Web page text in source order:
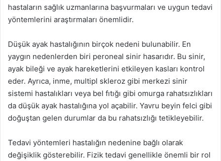
hastaların sağlık uzmanlarına başvurmaları ve uygun tedavi
yöntemlerini araştırmaları önemlidir.
Düşük ayak hastalığının birçok nedeni bulunabilir. En
yaygın nedenlerden biri peroneal sinir hasarıdır. Bu sinir,
ayak bileği ve ayak hareketlerini etkileyen kasları kontrol
eder. Ayrıca, inme, multipl skleroz gibi merkezi sinir
sistemi hastalıkları veya bel fıtığı gibi omurga rahatsızlıkları
da düşük ayak hastalığına yol açabilir. Yavru beyin felci gibi
doğuştan gelen durumlar da bu rahatsızlığı tetikleyebilir.
Tedavi yöntemleri hastalığın nedenine bağlı olarak
değişiklik gösterebilir. Fizik tedavi genellikle önemli bir rol